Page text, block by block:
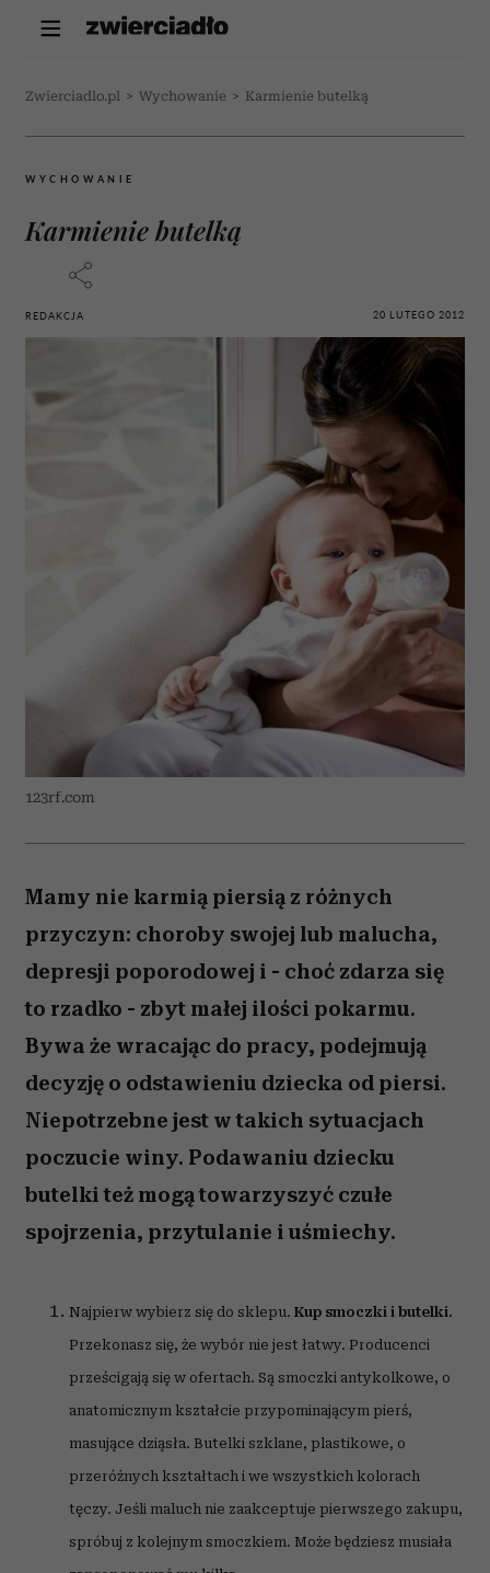
Zwierciadlo.pl > Wychowanie > Karmienie butelką
WYCHOWANIE
Karmienie butelką
REDAKCJA 20 LUTEGO 2012
123rf.com
Mamy nie karmią piersią z różnych
przyczyn: choroby swojej lub malucha,
depresji poporodowej i - choć zdarza się
to rzadko - zbyt małej ilości pokarmu.
Bywa że wracając do pracy, podejmują
decyzję o odstawieniu dziecka od piersi.
Niepotrzebne jest w takich sytuacjach
poczucie winy. Podawaniu dziecku
butelki też mogą towarzyszyć czułe
spojrzenia, przytulanie i uśmiechy.
Najpierw wybierz się do sklepu. Kup smoczki i butelki.
Przekonasz się, że wybór nie jest łatwy. Producenci
prześcigają się w ofertach. Są smoczki antykolkowe, o
anatomicznym kształcie przypominającym pierś,
masujące dziąsła. Butelki szklane, plastikowe, o
przeróżnych kształtach i we wszystkich kolorach
tęczy. Jeśli maluch nie zaakceptuje pierwszego zakupu,
spróbuj z kolejnym smoczkiem. Może będziesz musiała